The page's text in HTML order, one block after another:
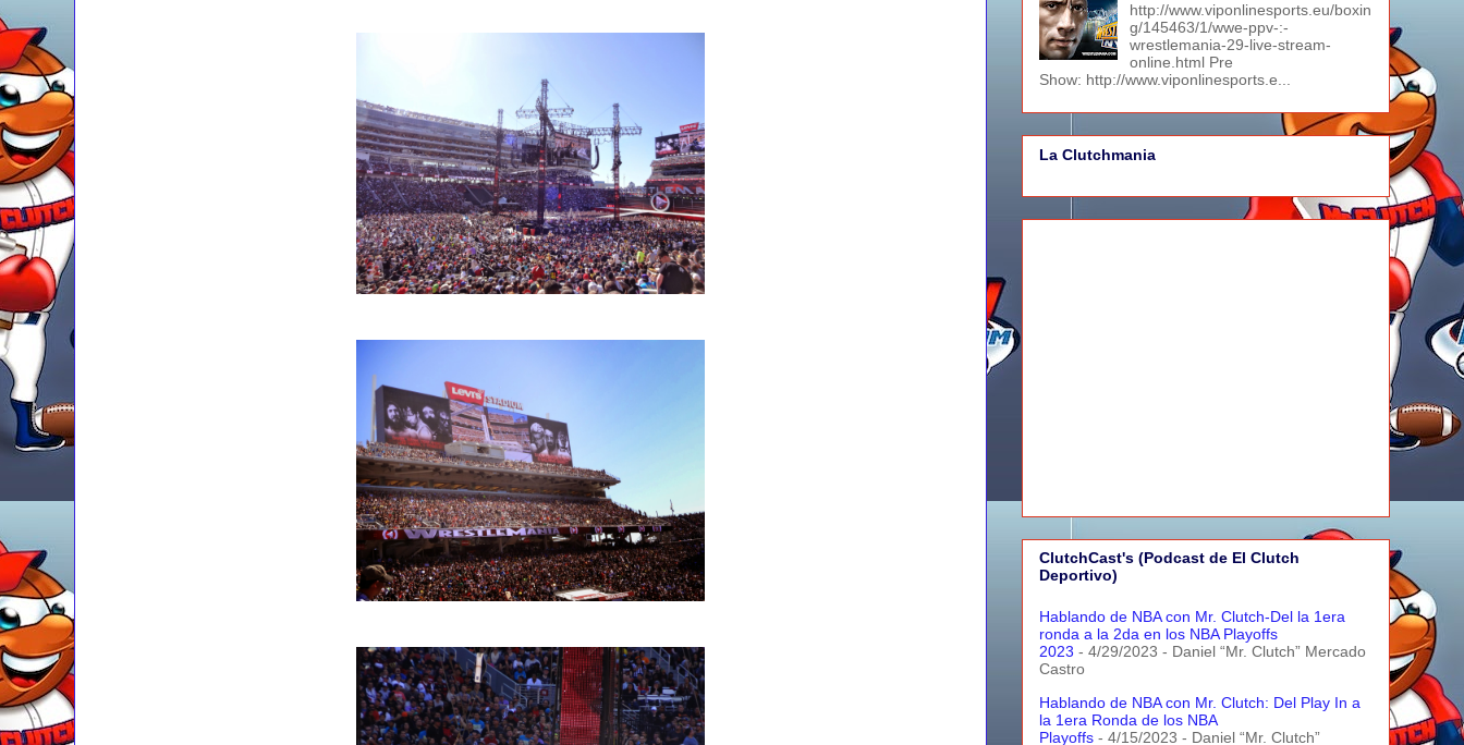
http://www.viponlinesports.eu/boxin
g/145463/1/wwe-ppv-:-
wrestlemania-29-live-stream-
online.html Pre
Show: http://www.viponlinesports.e...
La Clutchmania
ClutchCast's (Podcast de El Clutch
Deportivo)
Hablando de NBA con Mr. Clutch-Del la 1era
ronda a la 2da en los NBA Playoffs
2023 - 4/29/2023 - Daniel “Mr. Clutch” Mercado
Castro
Hablando de NBA con Mr. Clutch: Del Play In a
la 1era Ronda de los NBA
Playoffs - 4/15/2023 - Daniel “Mr. Clutch”